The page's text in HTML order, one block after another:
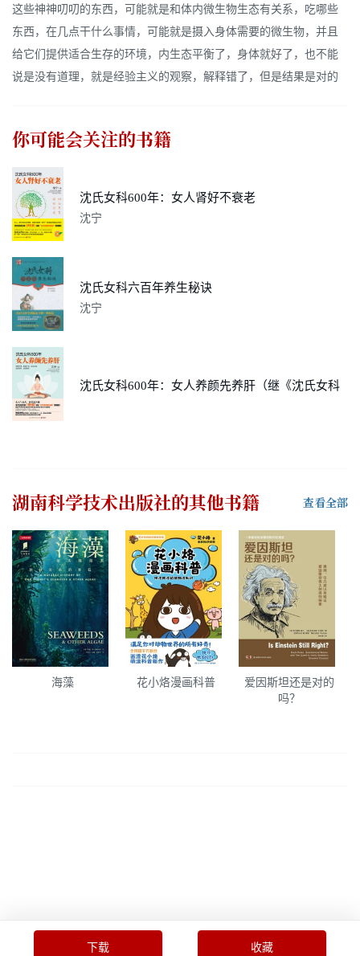
这些神神叨叨的东西，可能就是和体内微生物生态有关系，吃哪些
东西，在几点干什么事情，可能就是摄入身体需要的微生物，并且
给它们提供适合生存的环境，内生态平衡了，身体就好了，也不能
说是没有道理，就是经验主义的观察，解释错了，但是结果是对的
你可能会关注的书籍
沈氏女科600年：女人肾好不衰老
沈宁
沈氏女科六百年养生秘诀
沈宁
湖南科学技术出版社的其他书籍 查看全部
海藻 花小烙漫画科普
爱因斯坦还是对的
吗？
下载 收藏